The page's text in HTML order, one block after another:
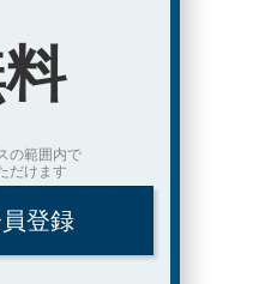
の範囲内で
だけます
登録